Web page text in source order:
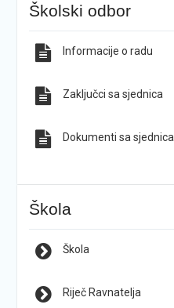
Školski odbor
Informacije o radu
Zaključci sa sjednica
Dokumenti sa sjednica
Škola
Škola
Riječ Ravnatelja